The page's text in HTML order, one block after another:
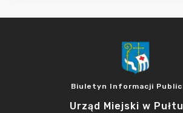
Biuletyn Informacji
Urząd Miejski w